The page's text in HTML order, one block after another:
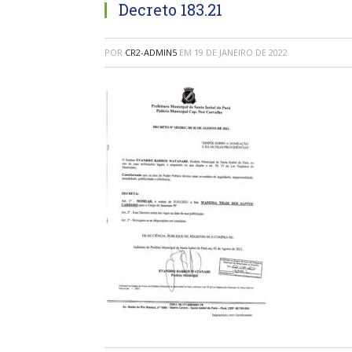
Decreto 183.21
POR CR2-ADMIN5 EM 19 DE JANEIRO DE 2022